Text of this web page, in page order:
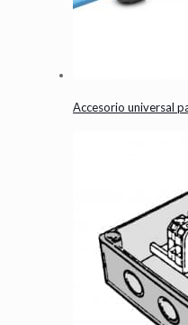
Accesorio universal